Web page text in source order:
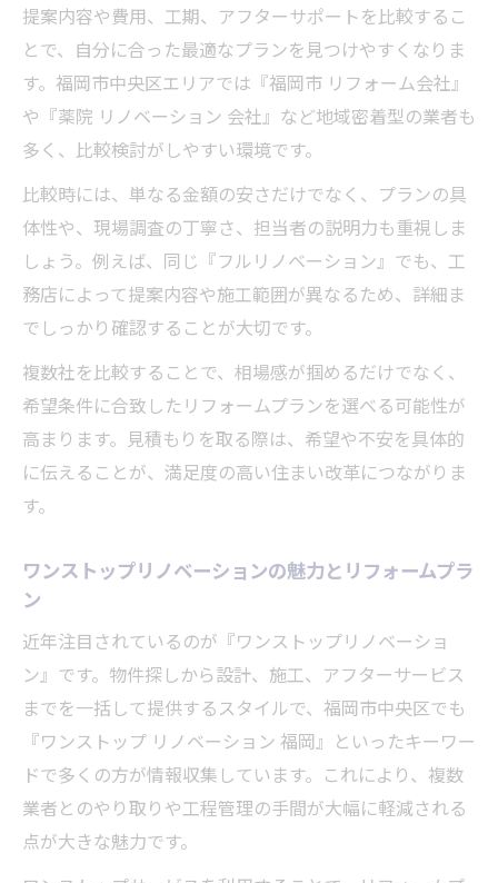
提案内容や費用、工期、アフターサポートを比較するこ
とで、自分に合った最適なプランを見つけやすくなりま
す。福岡市中央区エリアでは『福岡市 リフォーム会社』
や『薬院 リノベーション 会社』など地域密着型の業者も
多く、比較検討がしやすい環境です。
比較時には、単なる金額の安さだけでなく、プランの具
体性や、現場調査の丁寧さ、担当者の説明力も重視しま
しょう。例えば、同じ『フルリノベーション』でも、工
務店によって提案内容や施工範囲が異なるため、詳細ま
でしっかり確認することが大切です。
複数社を比較することで、相場感が掴めるだけでなく、
希望条件に合致したリフォームプランを選べる可能性が
高まります。見積もりを取る際は、希望や不安を具体的
に伝えることが、満足度の高い住まい改革につながりま
す。
ワンストップリノベーションの魅力とリフォームプラ
ン
近年注目されているのが『ワンストップリノベーショ
ン』です。物件探しから設計、施工、アフターサービス
までを一括して提供するスタイルで、福岡市中央区でも
『ワンストップ リノベーション 福岡』といったキーワー
ドで多くの方が情報収集しています。これにより、複数
業者とのやり取りや工程管理の手間が大幅に軽減される
点が大きな魅力です。